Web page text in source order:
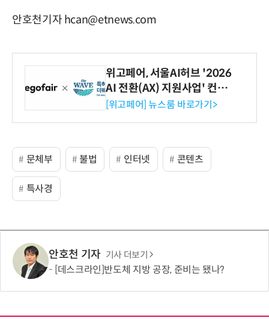
안호천기자 hcan@etnews.com
위고페어, 서울AI허브 '2026
AI 전환(AX) 지원사업' 컨소
시엄 선정
[위고페어] 뉴스룸 바로가기>
문체부 불법 인터넷 콘텐츠
특사경
안호천 기자 기사 더보기
[데스크라인]반도체 지방 공장, 준비는 됐나?